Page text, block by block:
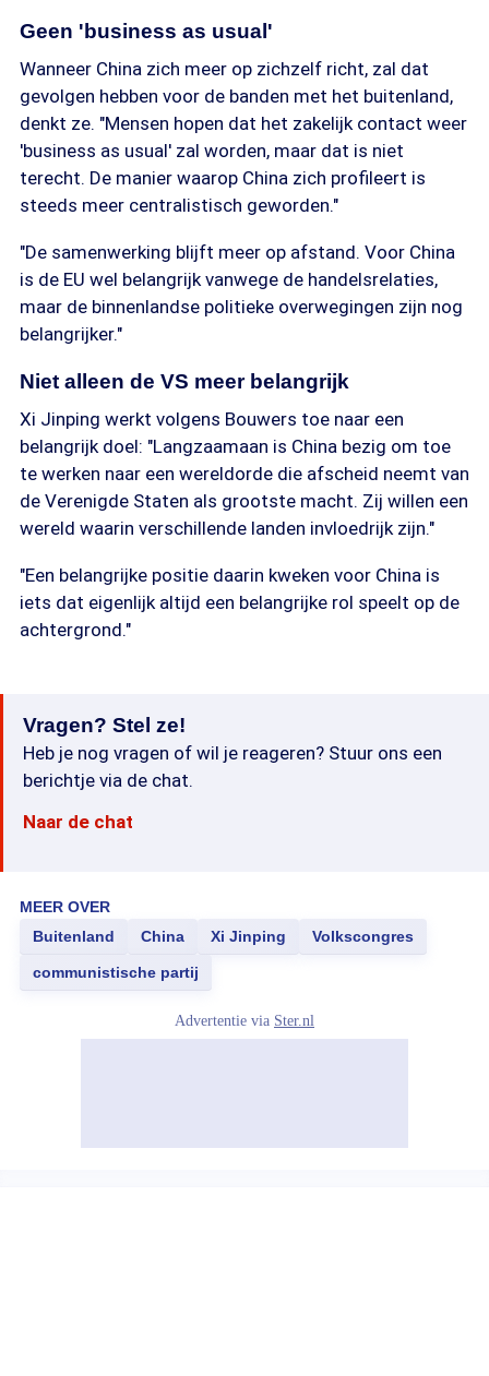
Geen 'business as usual'
Wanneer China zich meer op zichzelf richt, zal dat
gevolgen hebben voor de banden met het buitenland,
denkt ze. "Mensen hopen dat het zakelijk contact weer
'business as usual' zal worden, maar dat is niet
terecht. De manier waarop China zich profileert is
steeds meer centralistisch geworden."
"De samenwerking blijft meer op afstand. Voor China
is de EU wel belangrijk vanwege de handelsrelaties,
maar de binnenlandse politieke overwegingen zijn nog
belangrijker."
Niet alleen de VS meer belangrijk
Xi Jinping werkt volgens Bouwers toe naar een
belangrijk doel: "Langzaamaan is China bezig om toe
te werken naar een wereldorde die afscheid neemt van
de Verenigde Staten als grootste macht. Zij willen een
wereld waarin verschillende landen invloedrijk zijn."
"Een belangrijke positie daarin kweken voor China is
iets dat eigenlijk altijd een belangrijke rol speelt op de
achtergrond."
Vragen? Stel ze!
Heb je nog vragen of wil je reageren? Stuur ons een
berichtje via de chat.
Naar de chat
MEER OVER
Buitenland
China Xi Jinping Volkscongres
communistische partij
Advertentie via Ster.nl